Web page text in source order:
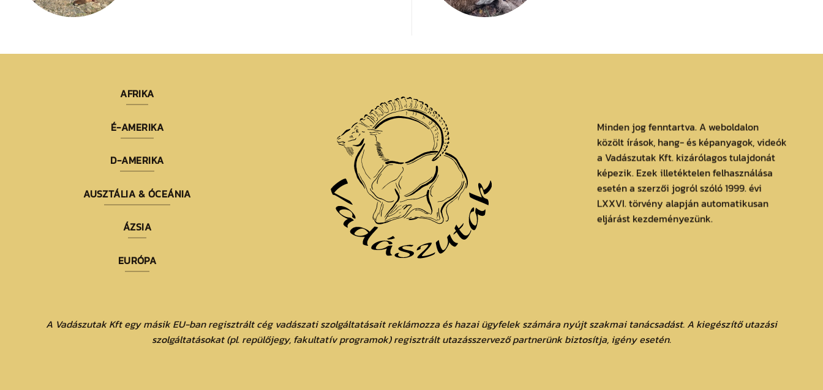
AFRIKA
É-AMERIKA
D-AMERIKA
AUSZTÁLIA & ÓCEÁNIA
ÁZSIA
EURÓPA
Minden jog fenntartva. A weboldalon
közölt írások, hang- és képanyagok, videók
a Vadászutak Kft. kizárólagos tulajdonát
képezik. Ezek illetéktelen felhasználása
esetén a szerzői jogról szóló 1999. évi
LXXVI. törvény alapján automatikusan
eljárást kezdeményezünk.
A Vadászutak Kft egy másik EU-ban regisztrált cég vadászati szolgáltatásait reklámozza és hazai ügyfelek számára nyújt szakmai tanácsadást. A kiegészítő utazási
szolgáltatásokat (pl. repülőjegy, fakultatív programok) regisztrált utazásszervező partnerünk biztosítja, igény esetén.